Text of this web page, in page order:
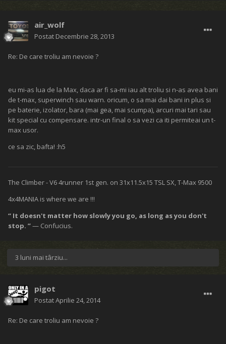
air_wolf
Postat Decembrie 28, 2013
Re: De care troliu am nevoie ?
eu mi-as lua de la Max, daca ar fi sa-mi iau alt troliu si n-as avea bani
de t-max, superwinch sau warn. oricum, o sa mai dai bani in plus si
pe baterie, izolator, bara (mai gea, mai scumpa), arcuri mai tari sau
kit special cu compensare. intr-un final o sa vezi ca iti permiteai un t-
max usor.
ce sa zic, bafta! :h5
The Climber - V6 4runner 1st gen. on 31x11.5x15 TSL SX, T-Max 9500
4x4MANIA is where we are !!!
“ It doesn't matter how slowly you go, as long as you don't
stop. ”— Confucius.
3 luni mai târziu...
pigot
PostatAprilie 24, 2014
Re: De care troliu am nevoie ?